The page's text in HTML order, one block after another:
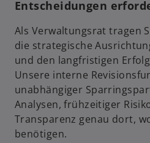
Entscheidungen
Als Verwaltungsrat tragen
die strategische
und den langfristigen
Unsere interne
unabhängiger
Analysen, frühzeitiger
Transparenz genau dort,
benötigen.